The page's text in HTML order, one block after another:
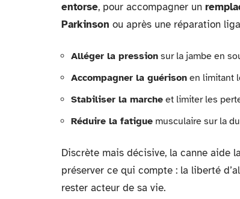
entorse, pour accompagner un
Parkinson ou après une réparation
Alléger la pression sur la jambe en
Accompagner la guérison en limitant
Stabiliser la marche et limiter les
Réduire la fatigue musculaire sur la
Discrète mais décisive, la canne aide la
préserver ce qui compte : la liberté
rester acteur de sa vie.